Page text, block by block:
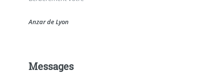
Anzar de Lyon
Messages